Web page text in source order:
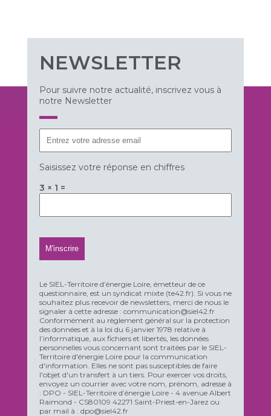
NEWSLETTER
Pour suivre notre actualité, inscrivez vous à
notre Newsletter
Saisissez votre réponse en chiffres
3 × 1 =
Le SIEL-Territoire d’énergie Loire, émetteur de ce
questionnaire, est un syndicat mixte (te42.fr). Si vous ne
souhaitez plus recevoir de newsletters, merci de nous le
signaler à cette adresse : communication@siel42.fr
Conformément au règlement général sur la protection
des données et à la loi du 6 janvier 1978 relative à
l’informatique, aux fichiers et libertés, les données
personnelles vous concernant sont traitées par le SIEL-
Territoire d'énergie Loire pour la communication
d'information. Elles ne sont pas susceptibles de faire
l'objet d'un transfert à un tiers. Pour exercer vos droits,
envoyez un courrier avec votre nom, prénom, adresse à
: DPO - SIEL-Territoire d’énergie Loire - 4 avenue Albert
Raimond - CS80109 42271 Saint-Priest-en-Jarez ou
par mail à : dpo@siel42.fr